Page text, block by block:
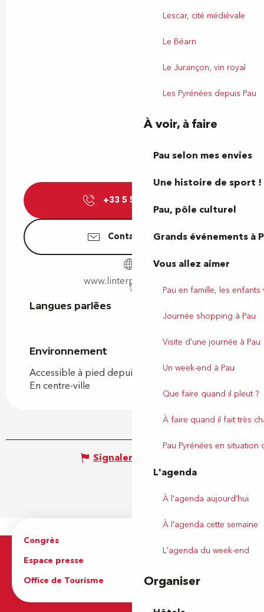
Lescar, cité médiévale
Le Béarn
Le Jurançon, vin royal
Les Pyrénées depuis Pau
À voir, à faire
Pau selon mes envies
Une histoire de sport !
Pau, pôle culturel
Grands événements à
Vous allez aimer
Pau en famille, les
Journée shopping à Pau
Visite d'une journée à Pau
Un week-end à Pau
Que faire quand il pleut ?
À faire quand il fait très
Pau Pyrénées en situation
L'agenda
À l'agenda aujourd'hui
À l'agenda cette semaine
L'agenda du week-end
Organiser
+33 5 59 04 52
Contactez-nous
www.linterprete-pau.fr
Langues parlées
Langues parlées
Environnement
Environnement
Accessible à pied depuis l'OT
En centre-ville
Signaler une erreur
Congrès
Espace presse
Office de Tourisme